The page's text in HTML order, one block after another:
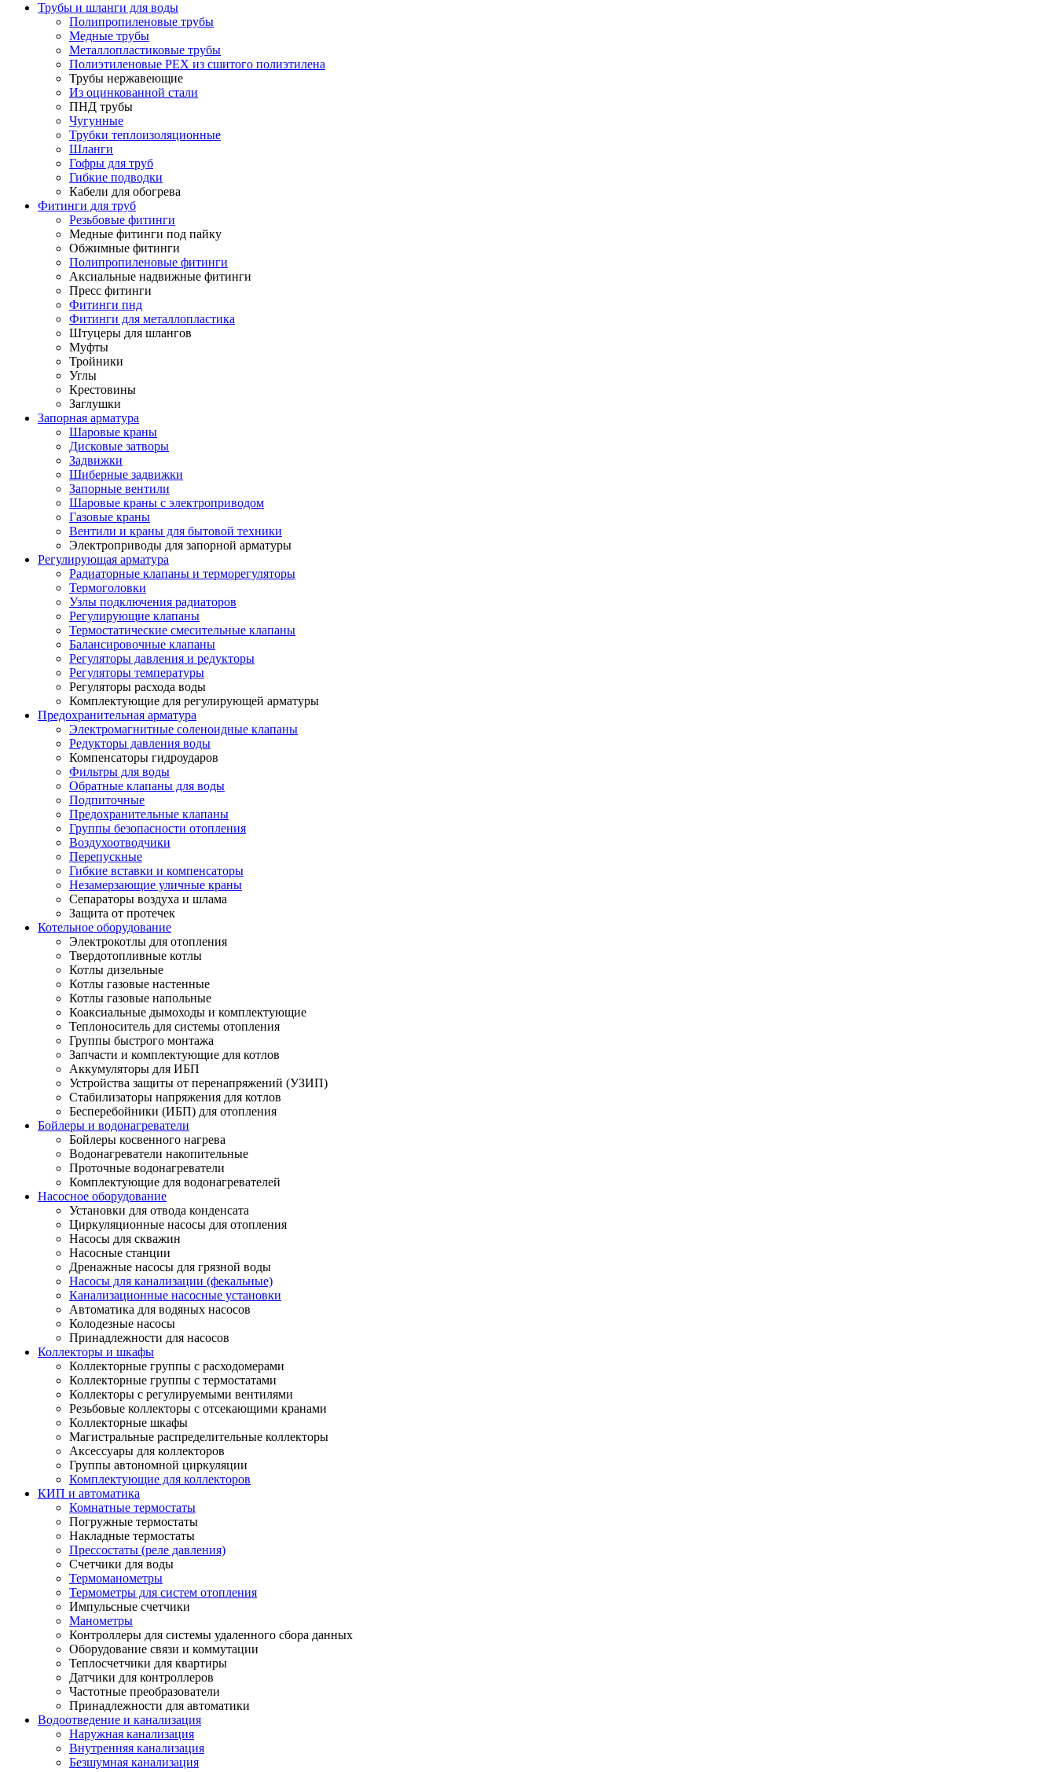
Трубы и шланги для воды
Полипропиленовые трубы
Медные трубы
Металлопластиковые трубы
Полиэтиленовые PEX из сшитого полиэтилена
Трубы нержавеющие
Из оцинкованной стали
ПНД трубы
Чугунные
Трубки теплоизоляционные
Шланги
Гофры для труб
Гибкие подводки
Кабели для обогрева
Фитинги для труб
Резьбовые фитинги
Медные фитинги под пайку
Обжимные фитинги
Полипропиленовые фитинги
Аксиальные надвижные фитинги
Пресс фитинги
Фитинги пнд
Фитинги для металлопластика
Штуцеры для шлангов
Муфты
Тройники
Углы
Крестовины
Заглушки
Запорная арматура
Шаровые краны
Дисковые затворы
Задвижки
Шиберные задвижки
Запорные вентили
Шаровые краны с электроприводом
Газовые краны
Вентили и краны для бытовой техники
Электроприводы для запорной арматуры
Регулирующая арматура
Радиаторные клапаны и терморегуляторы
Термоголовки
Узлы подключения радиаторов
Регулирующие клапаны
Термостатические смесительные клапаны
Балансировочные клапаны
Регуляторы давления и редукторы
Регуляторы температуры
Регуляторы расхода воды
Комплектующие для регулирующей арматуры
Предохранительная арматура
Электромагнитные соленоидные клапаны
Редукторы давления воды
Компенсаторы гидроударов
Фильтры для воды
Обратные клапаны для воды
Подпиточные
Предохранительные клапаны
Группы безопасности отопления
Воздухоотводчики
Перепускные
Гибкие вставки и компенсаторы
Незамерзающие уличные краны
Сепараторы воздуха и шлама
Защита от протечек
Котельное оборудование
Электрокотлы для отопления
Твердотопливные котлы
Котлы дизельные
Котлы газовые настенные
Котлы газовые напольные
Коаксиальные дымоходы и комплектующие
Теплоноситель для системы отопления
Группы быстрого монтажа
Запчасти и комплектующие для котлов
Аккумуляторы для ИБП
Устройства защиты от перенапряжений (УЗИП)
Стабилизаторы напряжения для котлов
Бесперебойники (ИБП) для отопления
Бойлеры и водонагреватели
Бойлеры косвенного нагрева
Водонагреватели накопительные
Проточные водонагреватели
Комплектующие для водонагревателей
Насосное оборудование
Установки для отвода конденсата
Циркуляционные насосы для отопления
Насосы для скважин
Насосные станции
Дренажные насосы для грязной воды
Насосы для канализации (фекальные)
Канализационные насосные установки
Автоматика для водяных насосов
Колодезные насосы
Принадлежности для насосов
Коллекторы и шкафы
Коллекторные группы с расходомерами
Коллекторные группы с термостатами
Коллекторы с регулируемыми вентилями
Резьбовые коллекторы с отсекающими кранами
Коллекторные шкафы
Магистральные распределительные коллекторы
Аксессуары для коллекторов
Группы автономной циркуляции
Комплектующие для коллекторов
КИП и автоматика
Комнатные термостаты
Погружные термостаты
Накладные термостаты
Прессостаты (реле давления)
Счетчики для воды
Термоманометры
Термометры для систем отопления
Импульсные счетчики
Манометры
Контроллеры для системы удаленного сбора данных
Оборудование связи и коммутации
Теплосчетчики для квартиры
Датчики для контроллеров
Частотные преобразователи
Принадлежности для автоматики
Водоотведение и канализация
Наружная канализация
Внутренняя канализация
Безшумная канализация